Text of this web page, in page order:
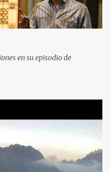
en su episodio de